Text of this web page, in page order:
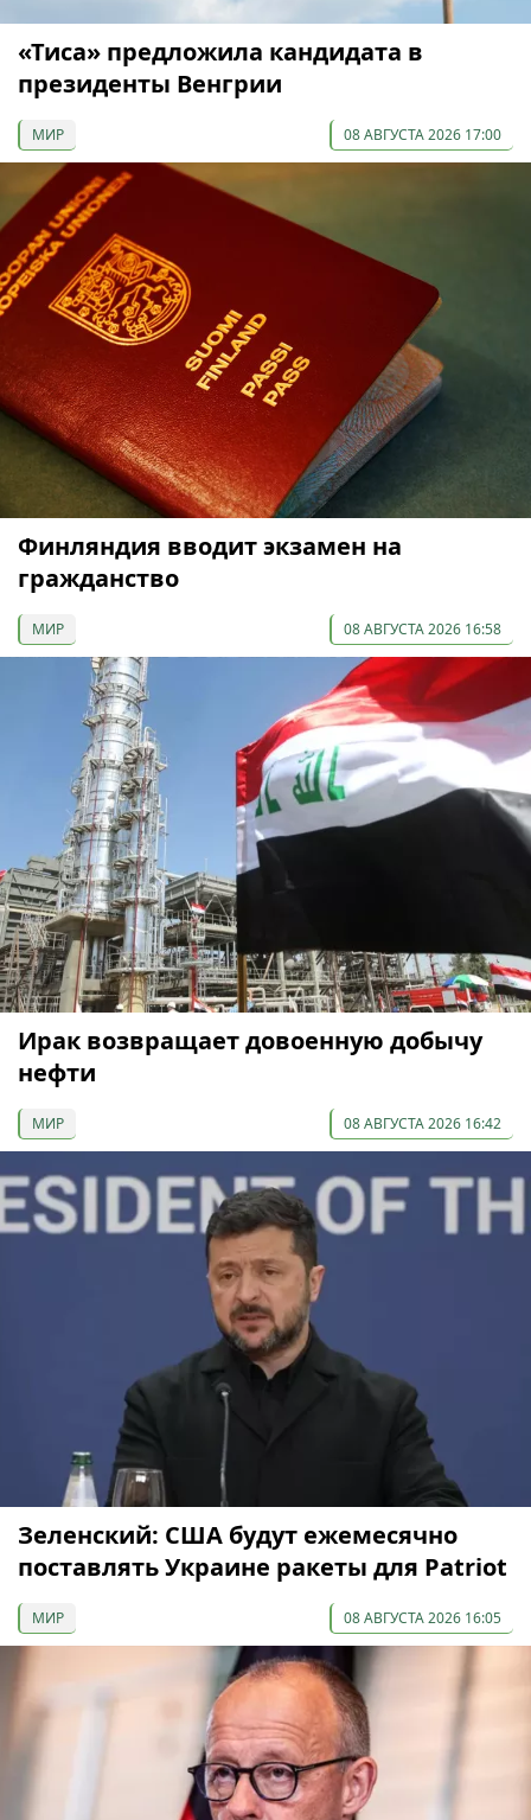
«Тиса» предложила кандидата в
президенты Венгрии
МИР 08 АВГУСТА 2026 17:00
Финляндия вводит экзамен на
гражданство
МИР 08 АВГУСТА 2026 16:58
Ирак возвращает довоенную добычу
нефти
МИР 08 АВГУСТА 2026 16:42
Зеленский: США будут ежемесячно
поставлять Украине ракеты для Patriot
МИР 08 АВГУСТА 2026 16:05